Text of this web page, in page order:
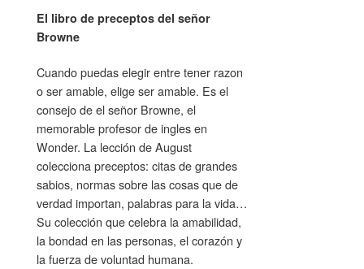
El libro de preceptos del señor
Browne
Cuando puedas elegir entre tener razon
o ser amable, elige ser amable. Es el
consejo de el señor Browne, el
memorable profesor de ingles en
Wonder. La lección de August
colecciona preceptos: citas de grandes
sabios, normas sobre las cosas que de
verdad importan, palabras para la vida…
Su colección que celebra la amabilidad,
la bondad en las personas, el corazón y
la fuerza de voluntad humana.